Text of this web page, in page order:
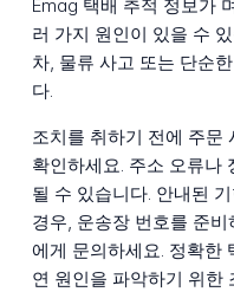
Emag 택배 추적 정보가
러 가지 원인이 있을 수
차, 물류 사고 또는 단순
다.
조치를 취하기 전에 주문
확인하세요. 주소 오류나
될 수 있습니다. 안내된
경우, 운송장 번호를 준
에게 문의하세요. 정확한
연 원인을 파악하기 위한